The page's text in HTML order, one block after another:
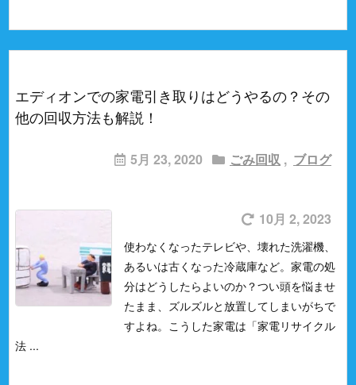
エディオンでの家電引き取りはどうやるの？その
他の回収方法も解説！
5月 23, 2020 ごみ回収 , ブログ
10月 2, 2023
使わなくなったテレビや、壊れた洗濯機、
あるいは古くなった冷蔵庫など。 家電の処
分はどうしたらよいのか？つい頭を悩ませ
たまま、ズルズルと放置してしまいがちで
すよね。 こうした家電は「家電リサイクル
法 ...